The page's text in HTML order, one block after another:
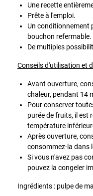
Une recette
Prête à l'emploi.
Un conditionnement
bouchon refermable.
De multiples
Conseils d'utilisation et
Avant ouverture,
chaleur, pendant 14
Pour conserver
purée de fruits, il est
température
Après ouverture,
consommez-la dans
Si vous n'avez pas
pouvez la congeler
Ingrédients : pulpe de